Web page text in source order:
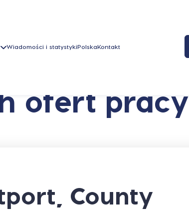
Wiadomości i statystykiPolskaKontakt
ofert pracy
County